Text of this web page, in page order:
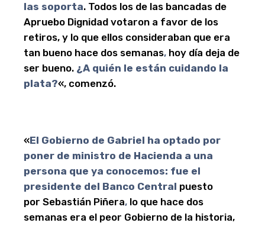
las soporta. Todos los de las bancadas de
Apruebo Dignidad votaron a favor de los
retiros, y lo que ellos consideraban que era
tan bueno hace dos semanas, hoy día deja de
ser bueno. ¿A quién le están cuidando la
plata?«, comenzó.
«El Gobierno de Gabriel ha optado por
poner de ministro de Hacienda a una
persona que ya conocemos: fue el
presidente del Banco Central puesto
por Sebastián Piñera, lo que hace dos
semanas era el peor Gobierno de la historia,